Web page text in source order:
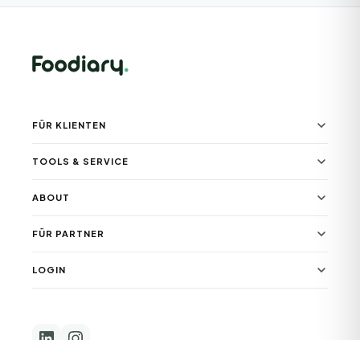
FÜR KLIENTEN
TOOLS & SERVICE
ABOUT
FÜR PARTNER
LOGIN